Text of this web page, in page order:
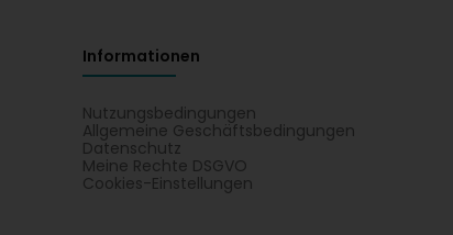
Informationen
Nutzungsbedingungen
Allgemeine Geschäftsbedingungen
Datenschutz
Meine Rechte DSGVO
Cookies-Einstellungen